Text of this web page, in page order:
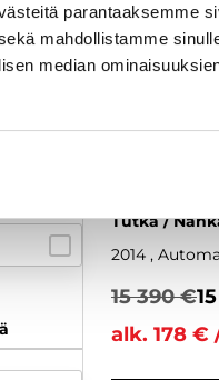
parantaaksemme
mahdollistamme
median
Skoda
kulutonta
Tutka /
2014 ,
15 390 €
alk. 178 €